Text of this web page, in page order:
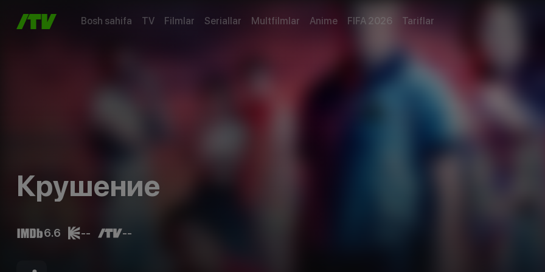
Bosh sahifa TV Filmlar Seriallar Multfilmlar Anime FIFA 2026 Tariflar
Крушение
6.6 -- --